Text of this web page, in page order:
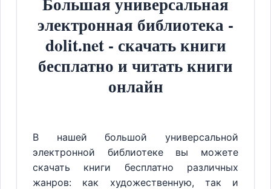
электронная библиотека -
dolit.net - скачать книги
бесплатно и читать книги
онлайн
В нашей большой универсальной
электронной библиотеке вы можете
скачать книги бесплатно различных
жанров: как художественную, так и